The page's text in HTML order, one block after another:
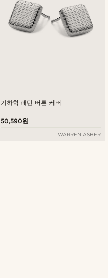
기하학 패턴 버튼 커버
50,590원
WARREN ASHER